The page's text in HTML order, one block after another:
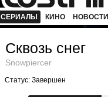
СЕРИАЛЫ КИНО НОВОСТИ
Сквозь снег
Snowpiercer
Статус: Завершен